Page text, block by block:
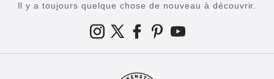
Il y a toujours quelque chose de nouveau à découvrir.